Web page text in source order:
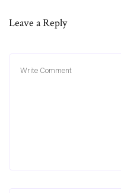
Leave a Reply